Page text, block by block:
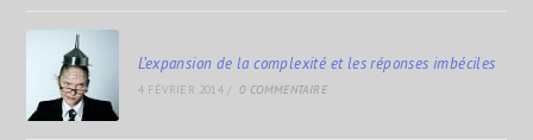
L’expansion de la complexité et les réponses imbéciles
4 FÉVRIER 2014 / 0 COMMENTAIRE